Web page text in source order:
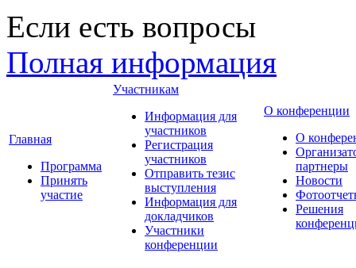
Если есть вопросы
Полная информация
Главная
Программа
Принять
участие
Участникам
Информация для
участников
Регистрация
участников
Отправить тезис
выступления
Информация для
докладчиков
Участники
конференции
О конференции
О
партнеры
Новости
Решения